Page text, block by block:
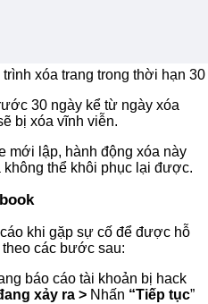
xóa trang trong thời hạn
30 ngày kể từ ngày xóa
bị xóa vĩnh viễn.
mới lập, hành động xóa này
thể khôi phục lại được.
khi gặp sự cố để được hỗ
các bước sau:
báo cáo tài khoản bị hack
xảy ra > Nhấn “Tiếp tục”